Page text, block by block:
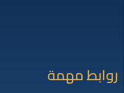
روابط مهمة